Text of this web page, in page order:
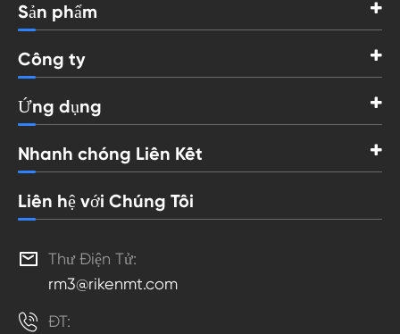
Sản phẩm
Công ty
Ứng dụng
Nhanh chóng Liên Kết
Liên hệ với Chúng Tôi
 Thư Điện Tử:
rm3@rikenmt.com
 ĐT: